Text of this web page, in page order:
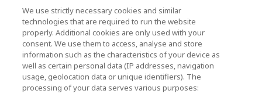
キオクシアホールディングス株式会社（グルー
プ・IR情報）
キオクシアホールディングス株式会社 ホーム
株主・投資家情報
We use strictly necessary cookies and similar
technologies that are required to run the website
properly. Additional cookies are only used with your
consent. We use them to access, analyse and store
information such as the characteristics of your device as
well as certain personal data (IP addresses, navigation
usage, geolocation data or unique identifiers). The
processing of your data serves various purposes: